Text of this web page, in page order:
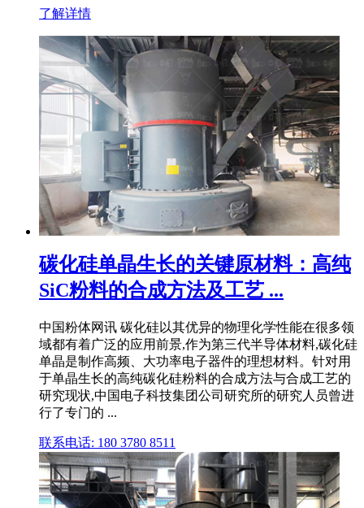
了解详情
碳化硅单晶生长的关键原材料：高纯
SiC粉料的合成方法及工艺 ...
中国粉体网讯 碳化硅以其优异的物理化学性能在很多领
域都有着广泛的应用前景,作为第三代半导体材料,碳化硅
单晶是制作高频、大功率电子器件的理想材料。针对用
于单晶生长的高纯碳化硅粉料的合成方法与合成工艺的
研究现状,中国电子科技集团公司研究所的研究人员曾进
行了专门的 ...
联系电话: 180 3780 8511